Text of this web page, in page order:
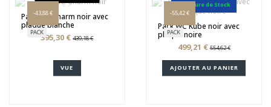
-43,88 €
PACK
Pack WC Charm noir avec
plaque blanche
395,30 €439,18 €
VUE
-55,42 €
PACK
Rupture de Stock
Pack WC Kube noir avec
plaque noire
499,21 €554,62 €
AJOUTER AU PANIER